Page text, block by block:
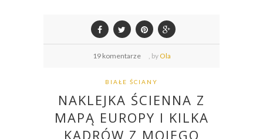
19 komentarze , by Ola
BIAŁE ŚCIANY
NAKLEJKA ŚCIENNA Z
MAPĄ EUROPY I KILKA
KADRÓW Z MOJEGO